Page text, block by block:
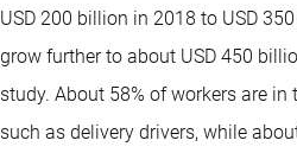
USD 200 billion in 2018 to USD
grow further to about USD 450
study. About 58% of workers are
such as delivery drivers, while